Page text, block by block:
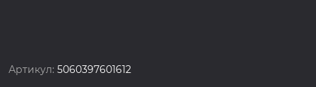
Артикул:5060397601612